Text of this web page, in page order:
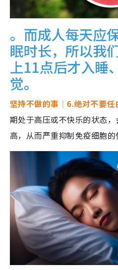
。而成人每天应
眠时长，所以我
上11点后才入睡
觉。
坚持不做的事｜6.绝对不要
期处于高压或不快乐的状态
高，从而严重抑制免疫细胞